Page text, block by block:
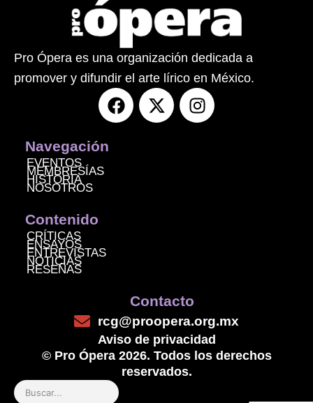
Pro Ópera es una organización dedicada a
promover y difundir el arte lírico en México.
F
a
X
-
I
n
Navegación
EVENTOS
MEMBRESÍAS
HISTORIA
NOSOTROS
Contenido
CRÍTICAS
ENSAYOS
ENTREVISTAS
NOTICIAS
RESEÑAS
Contacto
rcg@proopera.org.mx
Aviso de privacidad
© Pro Ópera 2026. Todos los derechos
reservados.